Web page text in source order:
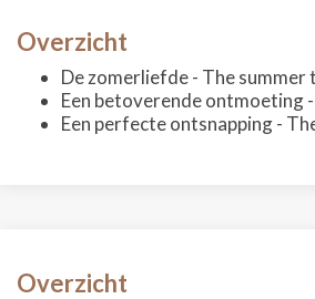
Overzicht
De zomerliefde - The summer
Een betoverende ontmoeting
Een perfecte ontsnapping -
Overzicht